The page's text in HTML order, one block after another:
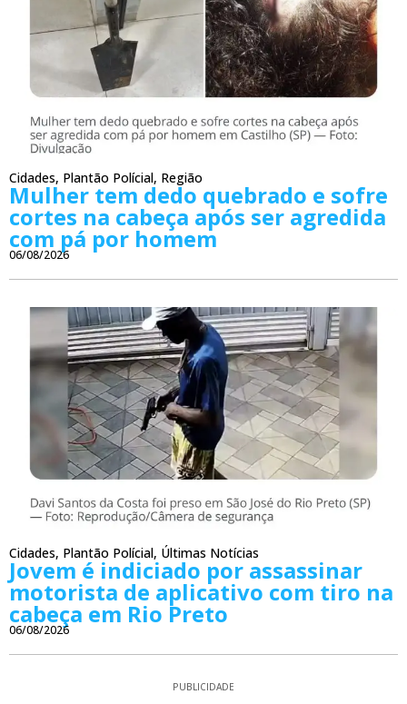
Cidades, Plantão Polícial, Região
Mulher tem dedo quebrado e sofre
cortes na cabeça após ser agredida
com pá por homem
06/08/2026
Cidades, Plantão Polícial, Últimas Notícias
Jovem é indiciado por assassinar
motorista de aplicativo com tiro na
cabeça em Rio Preto
06/08/2026
PUBLICIDADE